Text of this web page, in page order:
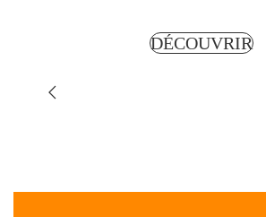
DÉCOUVRIR